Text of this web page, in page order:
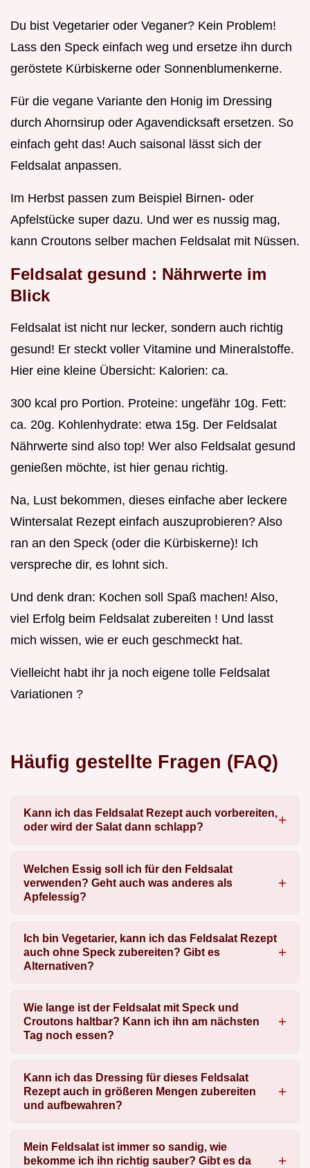
Du bist Vegetarier oder Veganer? Kein Problem!
Lass den Speck einfach weg und ersetze ihn durch
geröstete Kürbiskerne oder Sonnenblumenkerne.
Für die vegane Variante den Honig im Dressing
durch Ahornsirup oder Agavendicksaft ersetzen. So
einfach geht das! Auch saisonal lässt sich der
Feldsalat anpassen.
Im Herbst passen zum Beispiel Birnen- oder
Apfelstücke super dazu. Und wer es nussig mag,
kann Croutons selber machen Feldsalat mit Nüssen.
Feldsalat gesund : Nährwerte im
Blick
Feldsalat ist nicht nur lecker, sondern auch richtig
gesund! Er steckt voller Vitamine und Mineralstoffe.
Hier eine kleine Übersicht: Kalorien: ca.
300 kcal pro Portion. Proteine: ungefähr 10g. Fett:
ca. 20g. Kohlenhydrate: etwa 15g. Der Feldsalat
Nährwerte sind also top! Wer also Feldsalat gesund
genießen möchte, ist hier genau richtig.
Na, Lust bekommen, dieses einfache aber leckere
Wintersalat Rezept einfach auszuprobieren? Also
ran an den Speck (oder die Kürbiskerne)! Ich
verspreche dir, es lohnt sich.
Und denk dran: Kochen soll Spaß machen! Also,
viel Erfolg beim Feldsalat zubereiten ! Und lasst
mich wissen, wie er euch geschmeckt hat.
Vielleicht habt ihr ja noch eigene tolle Feldsalat
Variationen ?
Häufig gestellte Fragen (FAQ)
Kann ich das Feldsalat Rezept auch vorbereiten,
oder wird der Salat dann schlapp?
Welchen Essig soll ich für den Feldsalat
verwenden? Geht auch was anderes als
Apfelessig?
Ich bin Vegetarier, kann ich das Feldsalat Rezept
auch ohne Speck zubereiten? Gibt es
Alternativen?
Wie lange ist der Feldsalat mit Speck und
Croutons haltbar? Kann ich ihn am nächsten
Tag noch essen?
Kann ich das Dressing für dieses Feldsalat
Rezept auch in größeren Mengen zubereiten
und aufbewahren?
Mein Feldsalat ist immer so sandig, wie
bekomme ich ihn richtig sauber? Gibt es da